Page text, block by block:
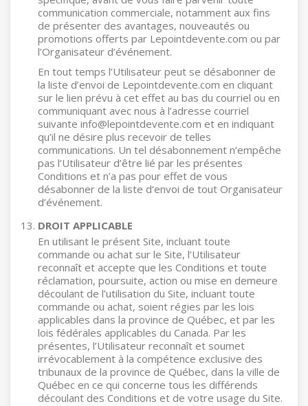
communication commerciale, notamment aux fins
de présenter des avantages, nouveautés ou
promotions offerts par Lepointdevente.com ou par
l’Organisateur d’événement.
En tout temps l’Utilisateur peut se désabonner de
la liste d’envoi de Lepointdevente.com en cliquant
sur le lien prévu à cet effet au bas du courriel ou en
communiquant avec nous à l’adresse courriel
suivante info@lepointdevente.com et en indiquant
qu’il ne désire plus recevoir de telles
communications. Un tel désabonnement n’empêche
pas l’Utilisateur d’être lié par les présentes
Conditions et n’a pas pour effet de vous
désabonner de la liste d’envoi de tout Organisateur
d’événement.
DROIT APPLICABLE
En utilisant le présent Site, incluant toute
commande ou achat sur le Site, l’Utilisateur
reconnaît et accepte que les Conditions et toute
réclamation, poursuite, action ou mise en demeure
découlant de l’utilisation du Site, incluant toute
commande ou achat, soient régies par les lois
applicables dans la province de Québec, et par les
lois fédérales applicables du Canada. Par les
présentes, l’Utilisateur reconnaît et soumet
irrévocablement à la compétence exclusive des
tribunaux de la province de Québec, dans la ville de
Québec en ce qui concerne tous les différends
découlant des Conditions et de votre usage du Site.